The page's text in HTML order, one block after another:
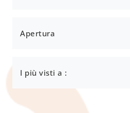
Apertura
I più visti a :